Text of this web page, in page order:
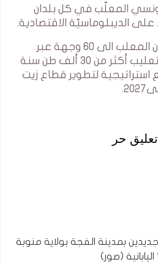
المعلّب في كل بلدان
على الديبلوماسيّة الاقتصادية.
وتصدر تونس زيت الزيتون المعلب الى 60 وجهة عبر
العالم وسط بيانات عن تعليب أكثر من 30 ألف طن سنة
استراتيجية لتطوير قطاع زيت
تعليق حر
بمدينة الفجة بولاية منوبة
(صور)